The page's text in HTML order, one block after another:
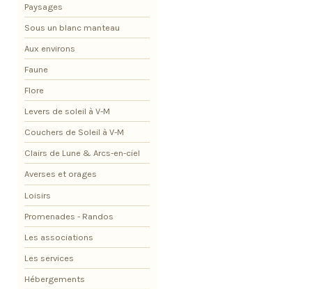
Paysages
Sous un blanc manteau
Aux environs
Faune
Flore
Levers de soleil à V-M
Couchers de Soleil à V-M
Clairs de Lune & Arcs-en-ciel
Averses et orages
Loisirs
Promenades - Randos
Les associations
Les services
Hébergements